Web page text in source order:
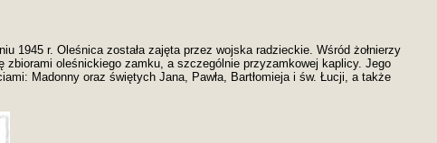
1945 r. Oleśnica została zajęta przez wojska radzieckie. Wśród żołnierzy
zbiorami oleśnickiego zamku, a szczególnie przyzamkowej kaplicy. Jego
Madonny oraz świętych Jana, Pawła, Bartłomieja i św. Łucji, a także